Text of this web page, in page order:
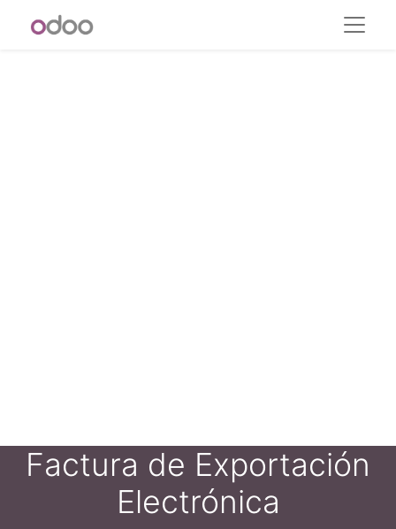
Factura de Exportación
Electrónica